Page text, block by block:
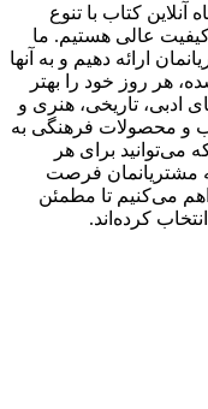
کتاب با تنوع
عالی هستیم. ما
ارائه دهیم و به آنها
هر روز خود را بهتر
ادبی، تاریخی، هنری و
و محصولات فرهنگی به
می‌توانید برای هر
به مشتریانمان فرصت
می‌کنیم تا مطمئن
کرده‌اند.